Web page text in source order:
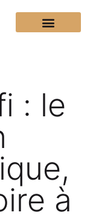
: le
à